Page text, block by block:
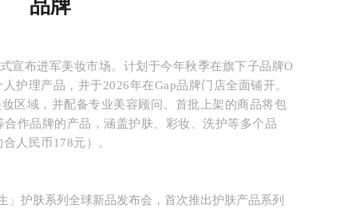
品牌
宣布进军美妆市场。计划于今年秋季在旗下子品牌O
护理产品，并于2026年在Gap品牌门店全面铺开。
区域，并配备专业美容顾问。首批上架的商品将包
合作品牌的产品，涵盖护肤、彩妆、洗护等多个品
人民币178元）。
」护肤系列全球新品发布会，首次推出护肤产品系列